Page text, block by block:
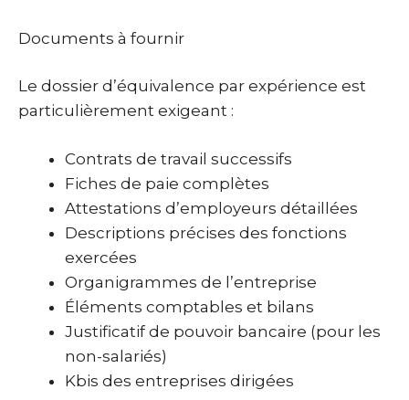
Documents à fournir
Le dossier d’équivalence par expérience est
particulièrement exigeant :
Contrats de travail successifs
Fiches de paie complètes
Attestations d’employeurs détaillées
Descriptions précises des fonctions
exercées
Organigrammes de l’entreprise
Éléments comptables et bilans
Justificatif de pouvoir bancaire (pour les
non-salariés)
Kbis des entreprises dirigées